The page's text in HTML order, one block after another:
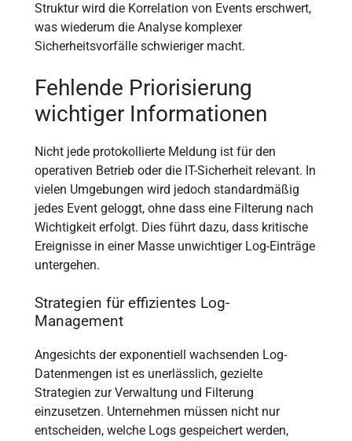
Struktur wird die Korrelation von Events erschwert,
was wiederum die Analyse komplexer
Sicherheitsvorfälle schwieriger macht.
Fehlende Priorisierung
wichtiger Informationen
Nicht jede protokollierte Meldung ist für den
operativen Betrieb oder die IT-Sicherheit relevant. In
vielen Umgebungen wird jedoch standardmäßig
jedes Event geloggt, ohne dass eine Filterung nach
Wichtigkeit erfolgt. Dies führt dazu, dass kritische
Ereignisse in einer Masse unwichtiger Log-Einträge
untergehen.
Strategien für effizientes Log-
Management
Angesichts der exponentiell wachsenden Log-
Datenmengen ist es unerlässlich, gezielte
Strategien zur Verwaltung und Filterung
einzusetzen. Unternehmen müssen nicht nur
entscheiden, welche Logs gespeichert werden,